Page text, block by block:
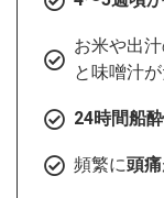
お米や出
と味噌汁が
24時間船
頻繁に頭痛